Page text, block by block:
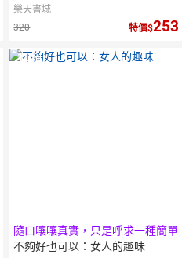
樂天書城
320
特價 253
10倍
隨口嚷嚷真實，只是呼求一種簡單
不夠好也可以：女人的趣味